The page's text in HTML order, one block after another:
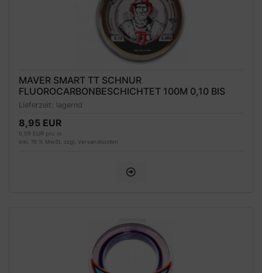
MAVER SMART TT SCHNUR
FLUOROCARBONBESCHICHTET 100M 0,10 BIS
0,18MM, MADE IN JAPAN!
Lieferzeit: lagernd
8,95 EUR
0,09 EUR pro m
inkl. 19 % MwSt. zzgl. Versandkosten